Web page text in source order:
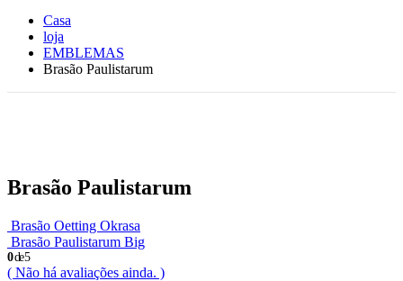
Casa
loja
EMBLEMAS
Brasão Paulistarum
Brasão Paulistarum
Brasão Oetting Okrasa
Brasão Paulistarum Big
0de 5
( Não há avaliações ainda. )